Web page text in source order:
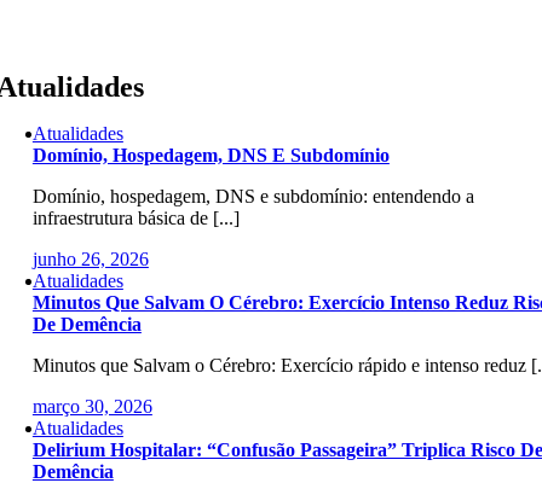
Atualidades
Domínio, Hospedagem, DNS E Subdomínio
Domínio, hospedagem, DNS e subdomínio: entendendo a
infraestrutura básica de [...]
junho 26, 2026
Atualidades
Minutos Que Salvam O Cérebro: Exercício Intenso Reduz
De Demência
Minutos que Salvam o Cérebro: Exercício rápido e intenso reduz
março 30, 2026
Atualidades
Delirium Hospitalar: “Confusão Passageira” Triplica Risco De
Demência